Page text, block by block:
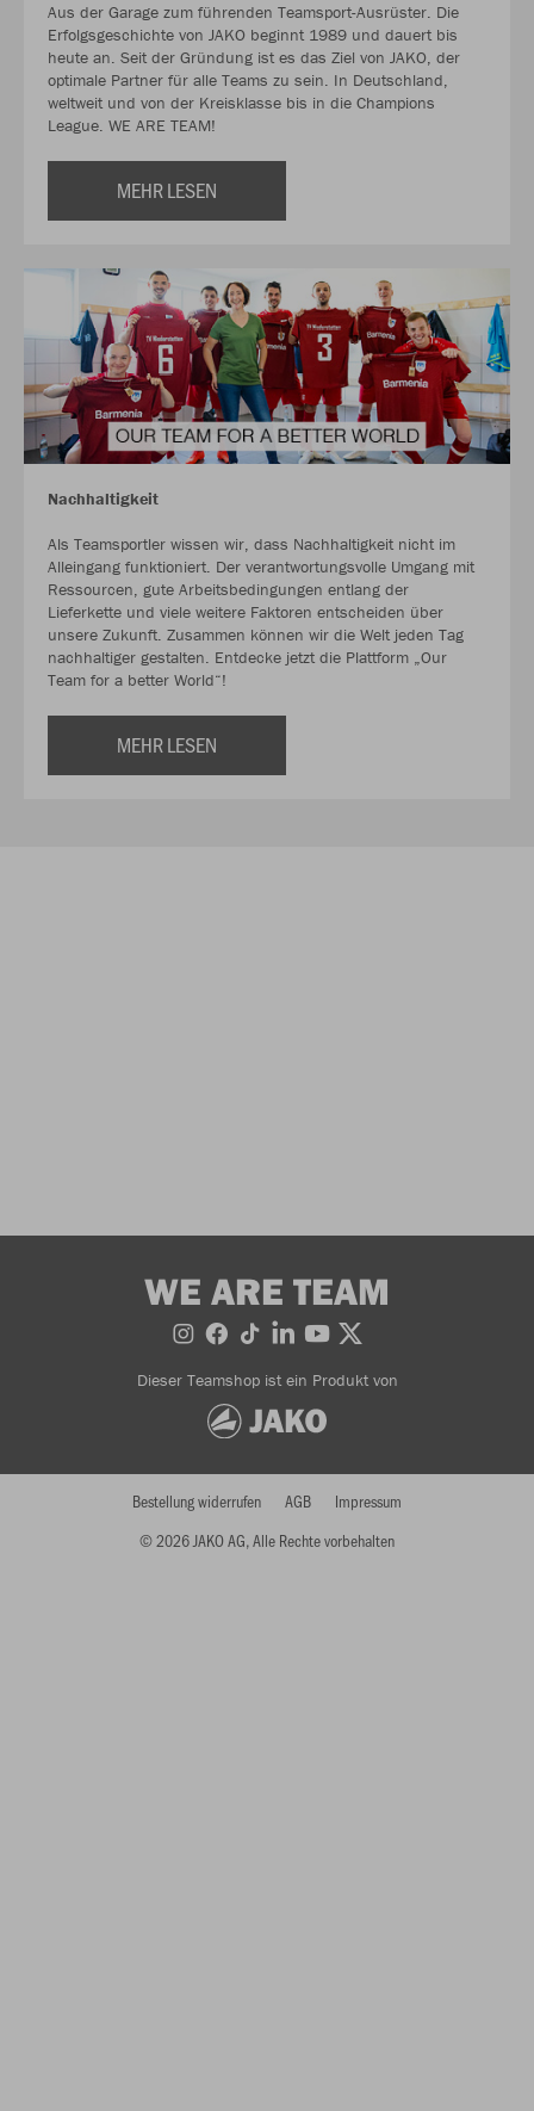
Aus der Garage zum führenden Teamsport-Ausrüster. Die
Erfolgsgeschichte von JAKO beginnt 1989 und dauert bis
heute an. Seit der Gründung ist es das Ziel von JAKO, der
optimale Partner für alle Teams zu sein. In Deutschland,
weltweit und von der Kreisklasse bis in die Champions
League. WE ARE TEAM!
MEHR LESEN
Nachhaltigkeit
Als Teamsportler wissen wir, dass Nachhaltigkeit nicht im
Alleingang funktioniert. Der verantwortungsvolle Umgang mit
Ressourcen, gute Arbeitsbedingungen entlang der
Lieferkette und viele weitere Faktoren entscheiden über
unsere Zukunft. Zusammen können wir die Welt jeden Tag
nachhaltiger gestalten. Entdecke jetzt die Plattform „Our
Team for a better World“!
MEHR LESEN
WE ARE TEAM
Dieser Teamshop ist ein Produkt von
© 2026 JAKO AG, Alle Rechte vorbehalten
Bestellung widerrufen AGB Impressum